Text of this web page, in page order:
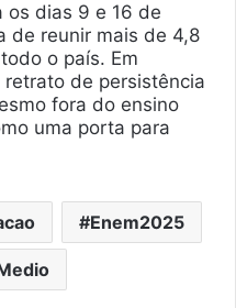
os dias 9 e 16 de
de reunir mais de 4,8
o país. Em
de persistência
fora do ensino
uma porta para
Enem2025